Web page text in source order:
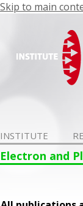
Skip to main
INSTITUTE
Electron and